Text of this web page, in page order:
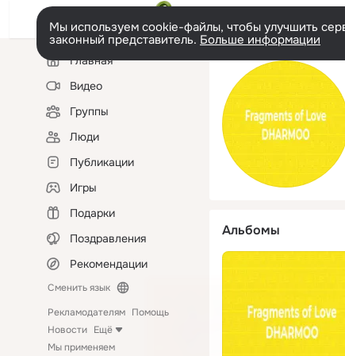
Мы используем cookie-файлы, чтобы улучшить
законный представитель. Больше информации
Левая
колонкаГлавная
Видео
Группы
Люди
Публикации
Игры
Подарки
Поздравления
Рекомендации
Сменить язык
Рекламодателям Помощь
Новости Ещё
Мы применяем
Альбомы